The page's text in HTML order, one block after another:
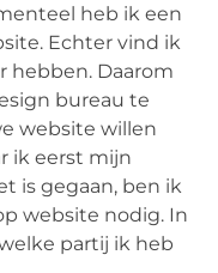
heb ik een
Echter vind ik
hebben. Daarom
bureau te
website willen
ik eerst mijn
is gegaan, ben ik
website nodig. In
partij ik heb